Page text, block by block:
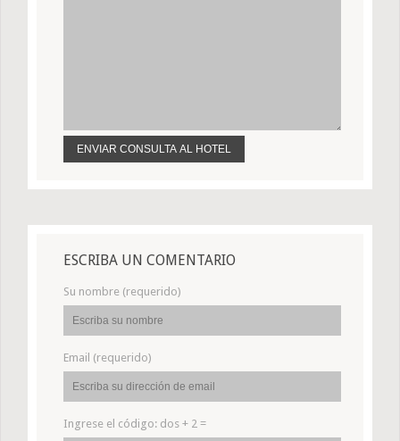
ESCRIBA UN COMENTARIO
Su nombre (requerido)
Email (requerido)
Ingrese el código: dos + 2 =